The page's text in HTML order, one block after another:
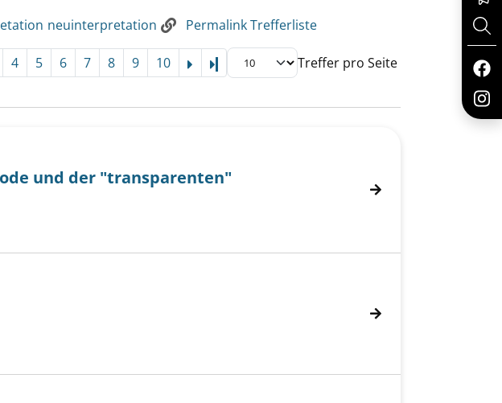
neuinterpretation Permalink Trefferliste
4 5 6 7 8 9 10 Letzte Seite Treffer pro Seite
und der "transparenten"